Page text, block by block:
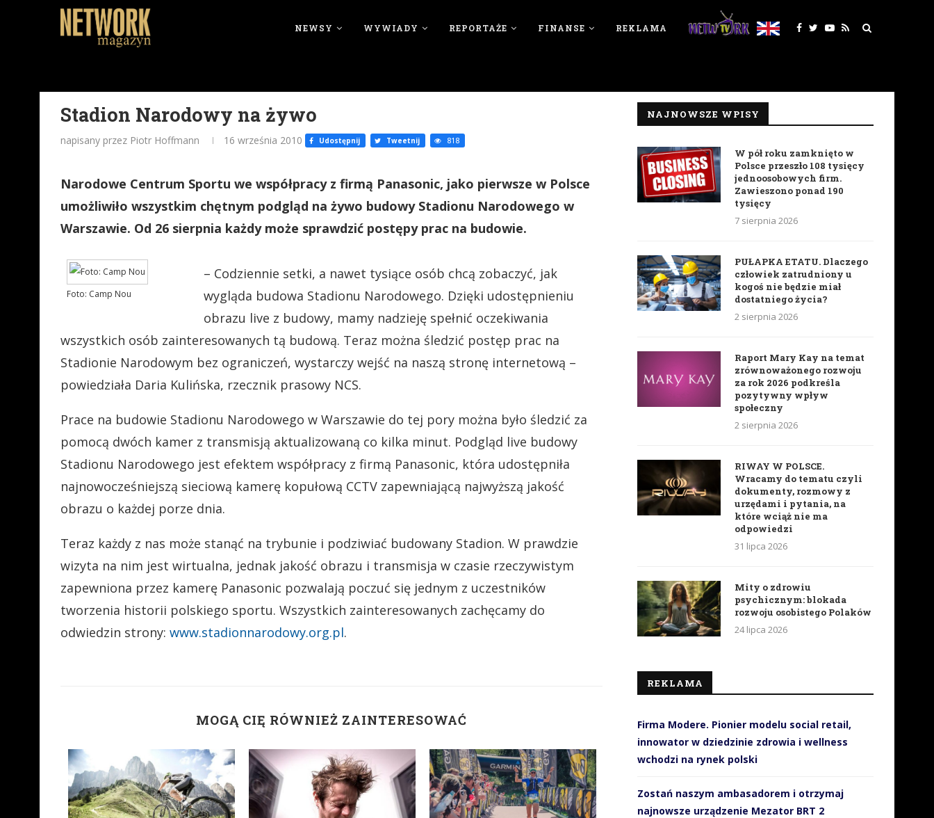
NEWSY WYWIADY REPORTAŻE FINANSE REKLAMA
Stadion Narodowy na żywo
napisany przez Piotr Hoffmann 16 września 2010 Udostępnij Tweetnij 818
Narodowe Centrum Sportu we współpracy z firmą Panasonic, jako pierwsze w Polsce
umożliwiło wszystkim chętnym podgląd na żywo budowy Stadionu Narodowego w
Warszawie. Od 26 sierpnia każdy może sprawdzić postępy prac na budowie.
Foto: Camp Nou
– Codziennie setki, a nawet tysiące osób chcą zobaczyć, jak
wygląda budowa Stadionu Narodowego. Dzięki udostępnieniu
obrazu live z budowy, mamy nadzieję spełnić oczekiwania
wszystkich osób zainteresowanych tą budową. Teraz można śledzić postęp prac na
Stadionie Narodowym bez ograniczeń, wystarczy wejść na naszą stronę internetową –
powiedziała Daria Kulińska, rzecznik prasowy NCS.
Prace na budowie Stadionu Narodowego w Warszawie do tej pory można było śledzić za
pomocą dwóch kamer z transmisją aktualizowaną co kilka minut. Podgląd live budowy
Stadionu Narodowego jest efektem współpracy z firmą Panasonic, która udostępniła
najnowocześniejszą sieciową kamerę kopułową CCTV zapewniającą najwyższą jakość
obrazu o każdej porze dnia.
Teraz każdy z nas może stanąć na trybunie i podziwiać budowany Stadion. W prawdzie
wizyta na nim jest wirtualna, jednak jakość obrazu i transmisja w czasie rzeczywistym
zapewniona przez kamerę Panasonic pozwalają poczuć się jednym z uczestników
tworzenia historii polskiego sportu. Wszystkich zainteresowanych zachęcamy do
odwiedzin strony: www.stadionnarodowy.org.pl.
MOGĄ CIĘ RÓWNIEŻ ZAINTERESOWAĆ
NAJNOWSZE WPISY
W pół roku zamknięto w
Polsce przeszło 108 tysięcy
jednoosobowych firm.
Zawieszono ponad 190
tysięcy
7 sierpnia 2026
PUŁAPKA ETATU. Dlaczego
człowiek zatrudniony u
kogoś nie będzie miał
dostatniego życia?
2 sierpnia 2026
Raport Mary Kay na temat
zrównoważonego rozwoju
za rok 2026 podkreśla
pozytywny wpływ
społeczny
2 sierpnia 2026
RIWAY W POLSCE.
Wracamy do tematu czyli
dokumenty, rozmowy z
urzędami i pytania, na
które wciąż nie ma
odpowiedzi
31 lipca 2026
Mity o zdrowiu
psychicznym: blokada
rozwoju osobistego Polaków
24 lipca 2026
REKLAMA
Firma Modere. Pionier modelu social retail,
innowator w dziedzinie zdrowia i wellness
wchodzi na rynek polski
Zostań naszym ambasadorem i otrzymaj
najnowsze urządzenie Mezator BRT 2